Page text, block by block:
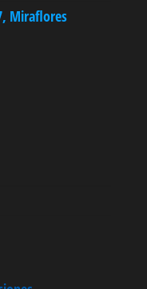
Miraflores